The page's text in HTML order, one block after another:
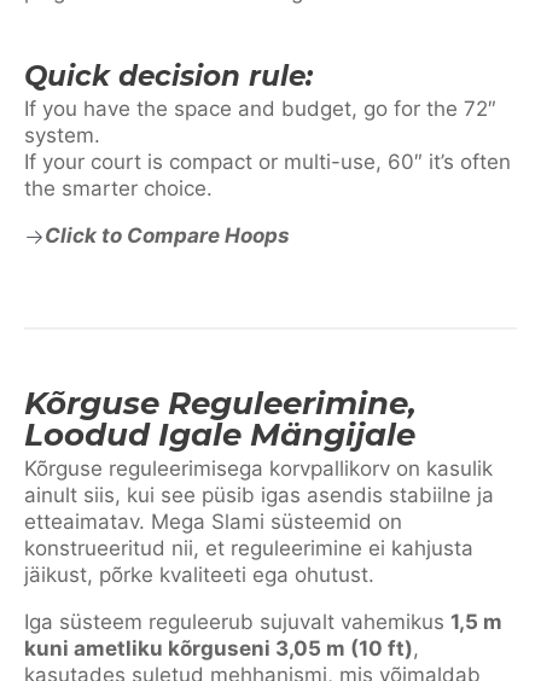
Quick decision rule:
If you have the space and budget, go for the 72″
system.
If your court is compact or multi-use, 60″ it’s often
the smarter choice.
Click to Compare Hoops
Kõrguse Reguleerimine,
Loodud Igale Mängijale
Kõrguse reguleerimisega korvpallikorv on kasulik
ainult siis, kui see püsib igas asendis stabiilne ja
etteaimatav. Mega Slami süsteemid on
konstrueeritud nii, et reguleerimine ei kahjusta
jäikust, põrke kvaliteeti ega ohutust.
Iga süsteem reguleerub sujuvalt vahemikus 1,5 m
kuni ametliku kõrguseni 3,05 m (10 ft),
kasutades suletud mehhanismi, mis võimaldab